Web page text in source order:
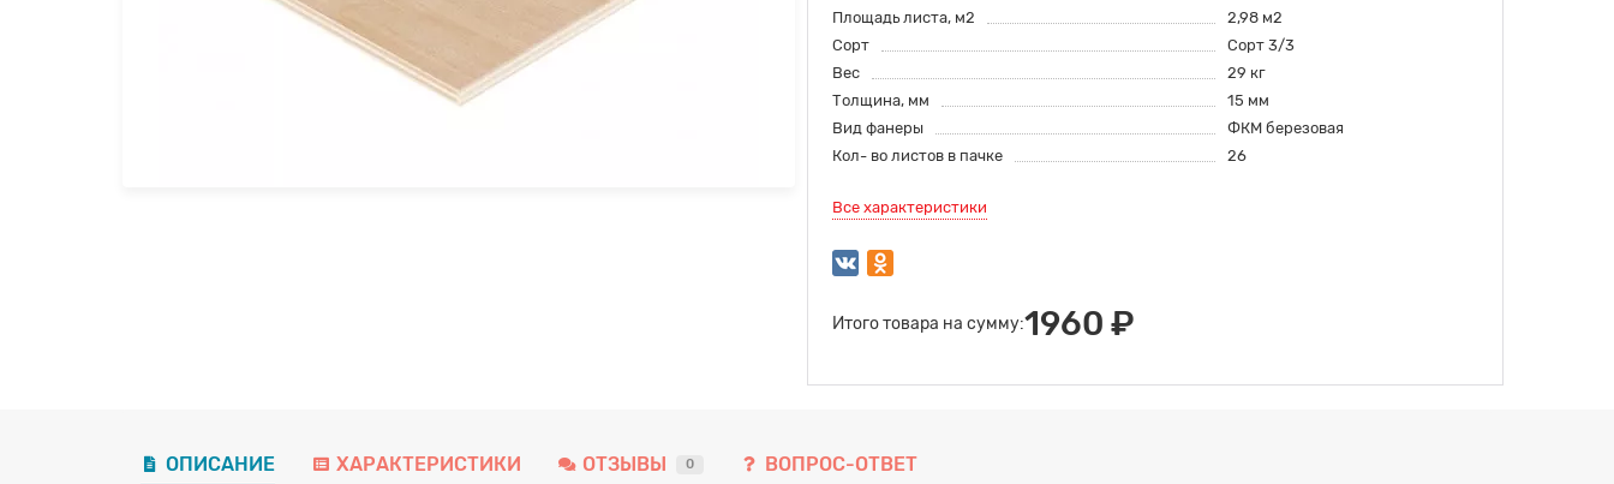
Площадь листа, м2
2,98 м2
Сорт
Сорт 3/3
Вес
29 кг
Толщина, мм
15 мм
Вид фанеры
ФКМ березовая
Кол- во листов в пачке
26
Все характеристики
Итого товара на сумму:1960 ₽
ОПИСАНИЕ ХАРАКТЕРИСТИКИ ОТЗЫВЫ 0 ВОПРОС-ОТВЕТ